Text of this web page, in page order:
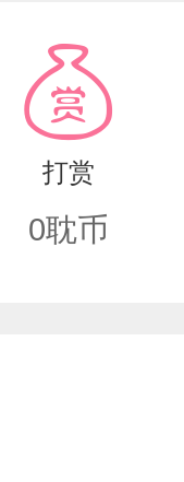
打赏
0耽币